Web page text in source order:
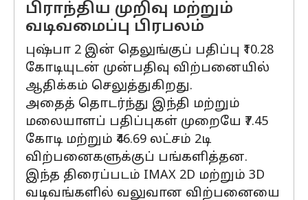
பிராந்திய முறிவு மற்றும்
வடிவமைப்பு பிரபலம்
புஷ்பா 2 இன் தெலுங்குப் பதிப்பு ₹10.28
கோடியுடன் முன்பதிவு விற்பனையில்
ஆதிக்கம் செலுத்துகிறது.
அதைத் தொடர்ந்து இந்தி மற்றும்
மலையாளப் பதிப்புகள் முறையே ₹7.45
கோடி மற்றும் ₹46.69 லட்சம் 2டி
விற்பனைகளுக்குப் பங்களித்தன.
இந்த திரைப்படம் IMAX 2D மற்றும் 3D
வடிவங்களில் வலுவான விற்பனையை